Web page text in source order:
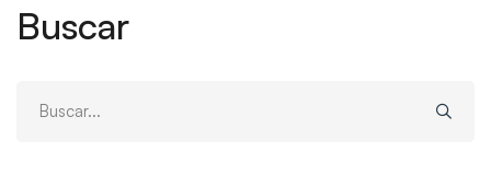
Buscar